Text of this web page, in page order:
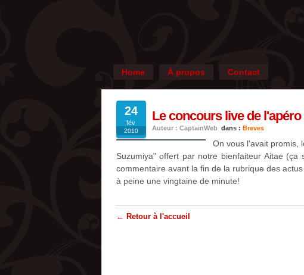
Home À propos Contact
24
fév
2010
Le concours live de l'apéro
Auteur : CaptainWeb dans : Breves
On vous l'avait promis,
Suzumiya" offert par notre bienfaiteur Aitae
commentaire avant la fin de la rubrique des
à peine une vingtaine de minute!
← Retour à l'accueil